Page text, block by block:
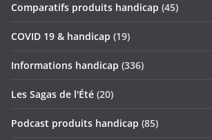
Comparatifs produits handicap (45)
COVID 19 & handicap (19)
Informations handicap (336)
Les Sagas de l'Été (20)
Podcast produits handicap (85)